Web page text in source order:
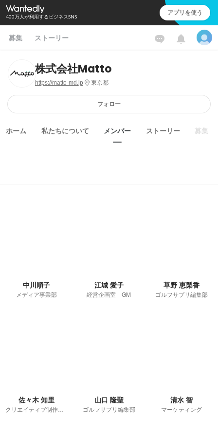
400万人が利用するビジネスSNS アプリを使う
募集 ストーリー
株式会社Matto
https://matto-md.jp 東京都
フォロー
ホーム 私たちについて メンバー ストーリー 募集
中川順子
メディア事業部
江城 愛子
経営企画室 GM
草野 恵梨香
ゴルフサプリ編集部
佐々木 知里
クリエイティブ制作部／CDO
山口 隆聖
ゴルフサプリ編集部
清水 智
マーケティング